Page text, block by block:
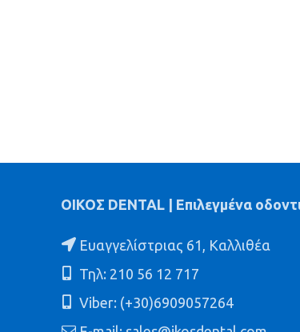
ΟΙΚΟΣ DENTAL | Επιλεγμένα
Ευαγγελίστριας 61, Καλλιθέα
Τηλ: 210 56 12 717
Viber: (+30)6909057264